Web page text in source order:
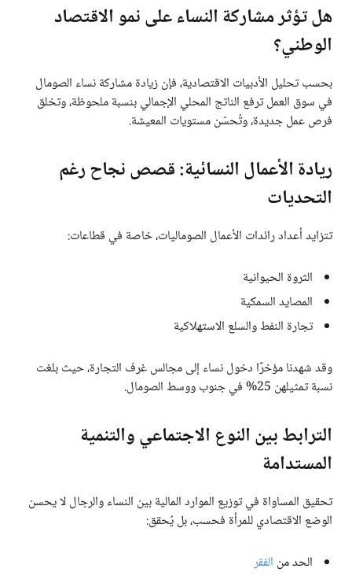
هل تؤثر مشاركة النساء على نمو الاقتصاد
الوطني؟
بحسب تحليل الأدبيات الاقتصادية، فإن زيادة مشاركة نساء الصومال
في سوق العمل ترفع الناتج المحلي الإجمالي بنسبة ملحوظة، وتخلق
فرص عمل جديدة، وتُحسّن مستويات المعيشة.
ريادة الأعمال النسائية: قصص نجاح رغم
التحديات
تتزايد أعداد رائدات الأعمال الصوماليات، خاصة في قطاعات:
الثروة الحيوانية
المصايد السمكية
تجارة النفط والسلع الاستهلاكية
وقد شهدنا مؤخرًا دخول نساء إلى مجالس غرف التجارة، حيث بلغت
نسبة تمثيلهن 25% في جنوب ووسط الصومال.
الترابط بين النوع الاجتماعي والتنمية
المستدامة
تحقيق المساواة في توزيع الموارد المالية بين النساء والرجال لا يحسن
الوضع الاقتصادي للمرأة فحسب، بل يُحقق:
الحد من الفقر